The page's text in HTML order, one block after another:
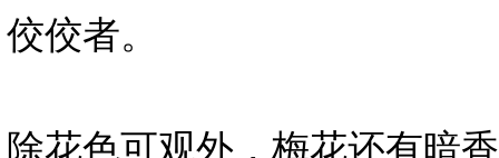
佼佼者。
除花色可观外，梅花还有暗